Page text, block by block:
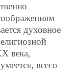
духовное
века,
всего